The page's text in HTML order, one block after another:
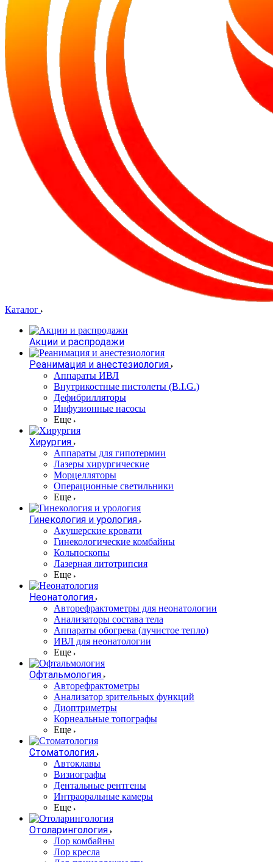
Каталог
Акции и распродажи
Реанимация и анестезиология
Аппараты ИВЛ
Внутрикостные пистолеты (B.I.G.)
Дефибрилляторы
Инфузионные насосы
Еще
Хирургия
Аппараты для гипотермии
Лазеры хирургические
Морцелляторы
Операционные светильники
Еще
Гинекология и урология
Акушерские кровати
Гинекологические комбайны
Кольпоскопы
Лазерная литотрипсия
Еще
Неонатология
Авторефрактометры для неонатологии
Анализаторы состава тела
Аппараты обогрева (лучистое тепло)
ИВЛ для неонатологии
Еще
Офтальмология
Авторефрактометры
Анализатор зрительных функций
Диоптриметры
Корнеальные топографы
Еще
Стоматология
Автоклавы
Визиографы
Дентальные рентгены
Интраоральные камеры
Еще
Отоларингология
Лор комбайны
Лор кресла